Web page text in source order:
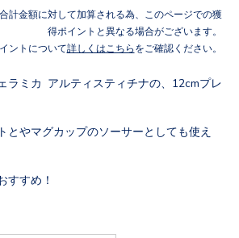
計金額に対して加算される為、このページでの獲
得ポイントと異なる場合がございます。
ントについて詳しくはこちら をご確認ください。
ラミカ アルティスティチナの、12cmプレ
とやマグカップのソーサーとしても使え
すすめ！